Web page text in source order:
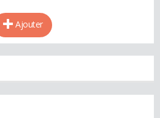
Ajouter